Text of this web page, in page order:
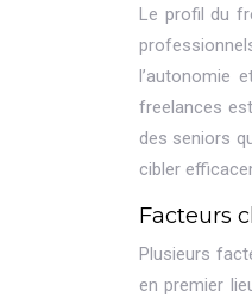
Le profil du
l’autonomie
freelances
des seniors
cibler
Facteurs
Plusieurs
en premier